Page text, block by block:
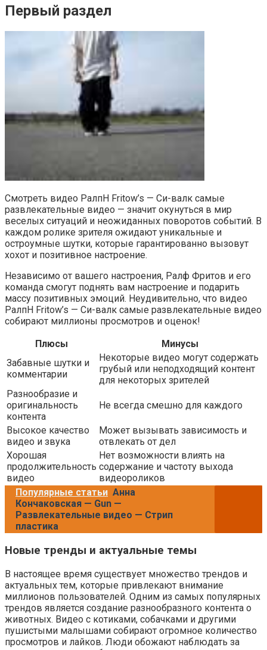
Первый раздел
Смотреть видео РалпH Fritow’s — Си-валк самые
развлекательные видео — значит окунуться в мир
веселых ситуаций и неожиданных поворотов событий. В
каждом ролике зрителя ожидают уникальные и
остроумные шутки, которые гарантированно вызовут
хохот и позитивное настроение.
Независимо от вашего настроения, Ралф Фритов и его
команда смогут поднять вам настроение и подарить
массу позитивных эмоций. Неудивительно, что видео
РалпH Fritow’s — Си-валк самые развлекательные видео
собирают миллионы просмотров и оценок!
Плюсы
Минусы
Забавные шутки и
комментарии
Некоторые видео могут содержать
грубый или неподходящий контент
для некоторых зрителей
Разнообразие и
оригинальность
контента
Не всегда смешно для каждого
Высокое качество
видео и звука
Может вызывать зависимость и
отвлекать от дел
Хорошая
продолжительность
видео
Нет возможности влиять на
содержание и частоту выхода
видеороликов
Популярные статьи Анна
Кончаковская — Gun —
Развлекательные видео — Стрип
пластика
Новые тренды и актуальные темы
В настоящее время существует множество трендов и
актуальных тем, которые привлекают внимание
миллионов пользователей. Одним из самых популярных
трендов является создание разнообразного контента о
животных. Видео с котиками, собачками и другими
пушистыми малышами собирают огромное количество
просмотров и лайков. Люди обожают наблюдать за